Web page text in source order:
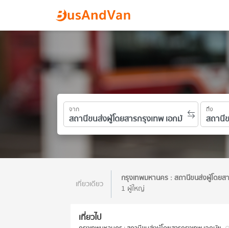
จาก ถึง
เที่ยวเดียว
กรุงเทพมหานคร : สถานีขนส่งผู้โดยส
1 ผู้ใหญ่
เที่ยวไป